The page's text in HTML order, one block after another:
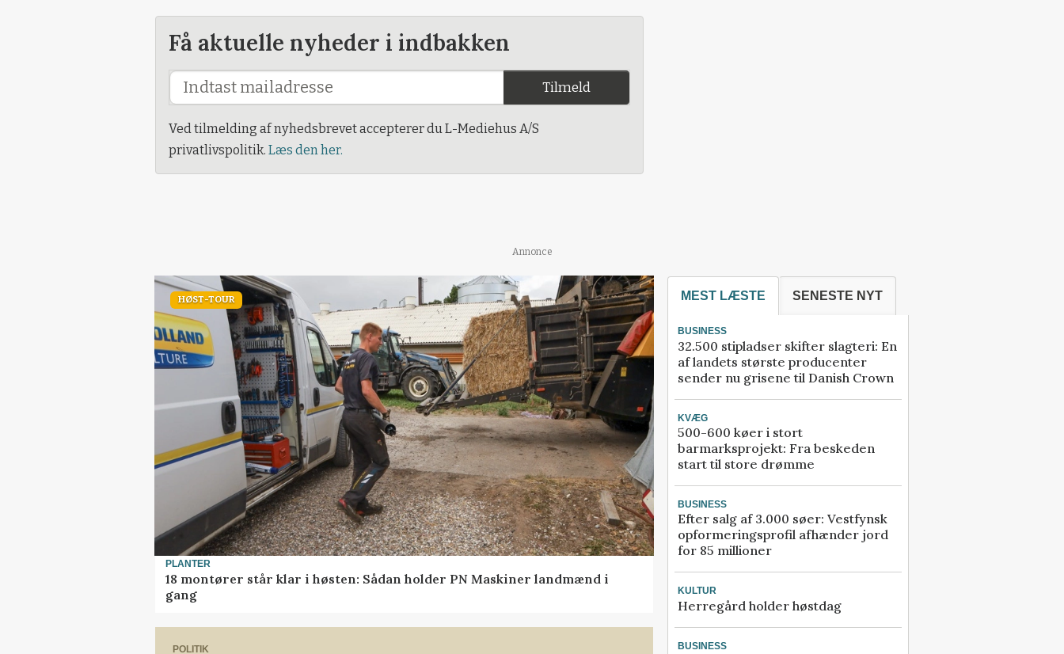
Få aktuelle nyheder i indbakken
Tilmeld
Ved tilmelding af nyhedsbrevet accepterer du L-Mediehus A/S
privatlivspolitik. Læs den her.
Annonce
HØST-TOUR
PLANTER
18 montører står klar i høsten: Sådan holder PN Maskiner landmænd i
gang
POLITIK
MEST LÆSTE SENESTE NYT
BUSINESS
32.500 stipladser skifter slagteri: En
af landets største producenter
sender nu grisene til Danish Crown
KVÆG
500-600 køer i stort
barmarksprojekt: Fra beskeden
start til store drømme
BUSINESS
Efter salg af 3.000 søer: Vestfynsk
opformeringsprofil afhænder jord
for 85 millioner
KULTUR
Herregård holder høstdag
BUSINESS